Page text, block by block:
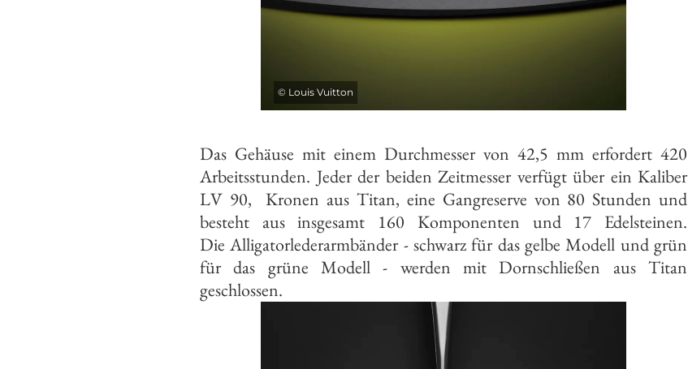
© Louis Vuitton
Das Gehäuse mit einem Durchmesser von 42,5 mm erfordert 420
Arbeitsstunden. Jeder der beiden Zeitmesser verfügt über ein Kaliber
LV 90, Kronen aus Titan, eine Gangreserve von 80 Stunden und
besteht aus insgesamt 160 Komponenten und 17 Edelsteinen.
Die Alligatorlederarmbänder - schwarz für das gelbe Modell und grün
für das grüne Modell - werden mit Dornschließen aus Titan
geschlossen.